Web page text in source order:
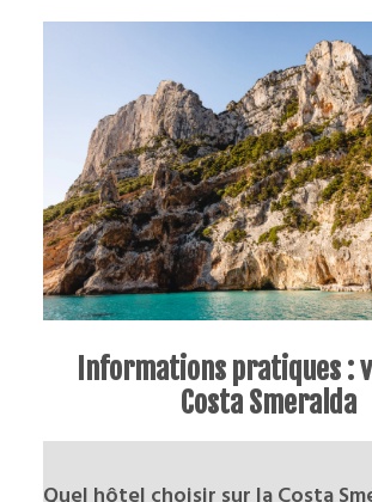
Informations pratiques :
Costa Smeralda